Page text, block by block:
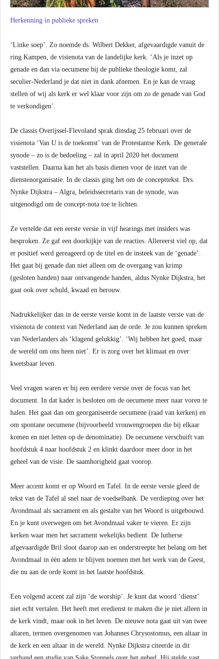
Herkenning in publieke spreken
‘Linke soep’. Zo noemde ds. Wilbert Dekker, afgevaardigde vanuit de
ring Kampen, de visienota van de landelijke kerk. ‘Als je inzet op
genade en dan via oecumene bij de publieke theologie komt, zal
seculier-Nederland je dat niet in dank afnemen. En je kan de vraag
stellen of wij als kerk er wel klaar voor zijn om zo de genade van God
te verkondigen’.
De classis Overijssel-Flevoland sprak dinsdag 25 februari over de
visienota ‘Van U is de toekomst’ van de Protestantse Kerk. De generale
synode – zo is de bedoeling – zal in april 2020 het document
vaststellen. Daarna kan het als basis dienen voor de inzet van de
dienstenorganisatie. In de classis ging het om de concepttekst. Drs.
Nynke Dijkstra – Algra, beleidssecretaris van de synode, was
uitgenodigd om de concept-nota toe te lichten.
Ze vertelde dat een eerste versie in vijf hearings met insiders was
besproken. Ze gaf een doorkijkje van de reacties. Allereerst viel op, dat
er positief werd gereageerd op de titel en de insteek van de ‘genade’.
Het gaat bij genade dan niet alleen om de overgang van krimp
(gesloten handen) naar ontvangende handen, aldus Nynke Dijkstra, het
gaat ook over schuld, kwaad en berouw.
Nadrukkelijker dan in de eerste versie komt in de laatste versie van de
visienota de context van Nederland aan de orde. Je zou kunnen spreken
van Nederlanders als ‘klagend gelukkig’. ‘Wij hebben het goed, maar
de wereld om ons heen niet’. Er is zorg over het klimaat en over
kwetsbaar leven.
Veel vragen waren er bij een eerdere versie over de focus van het
document. In dat kader is besloten om de oecumene meer naar voren te
halen. Het gaat dan om georganiseerde oecumene (raad van kerken) en
om spontane oecumene (bijvoorbeeld vrouwengroepen die bij elkaar
komen en niet letten op de denominatie). De oecumene verschuift van
hoofdstuk 4 naar hoofdstuk 2 en klinkt daardoor meer door in het
geheel van de visie. De saamhorigheid gaat voorop.
Meer accent komt er op Woord en Tafel. In de eerste versie gleed de
tekst van de Tafel al snel naar de voedselbank. De verdieping over het
Avondmaal als sacrament en als gestalte van het Woord is uitgebouwd.
En je kunt overwegen om het Avondmaal vaker te vieren. Er zijn
kerken waar men het sacrament wekelijks bedient. De lutherse
afgevaardigde Bril sloot daarop aan en onderstreepte het belang om het
Avondmaal in één adem te blijven noemen met het werk van de Geest,
die nu aan de orde komt in het laatste hoofdstuk.
Een volgend accent zal zijn ‘de worship’. Je kunt dat woord ‘dienst’
niet echt vertalen. Het heeft met eredienst te maken die je niet alleen in
de kerk vindt, maar ook in het leven. De nieuwe nota gaat uit van twee
altaren, termen overgenomen van Johannes Chrysostomus, een altaar in
de kerk en een altaar in de wereld. Nynke Dijkstra citeerde in dit